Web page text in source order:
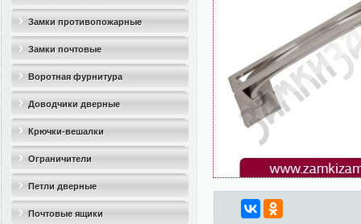
Замки противопожарные
Замки почтовые
Воротная фурнитура
Доводчики дверные
Крючки-вешалки
Ограничители
дверные(стопоры)
Петли дверные
Почтовые ящики